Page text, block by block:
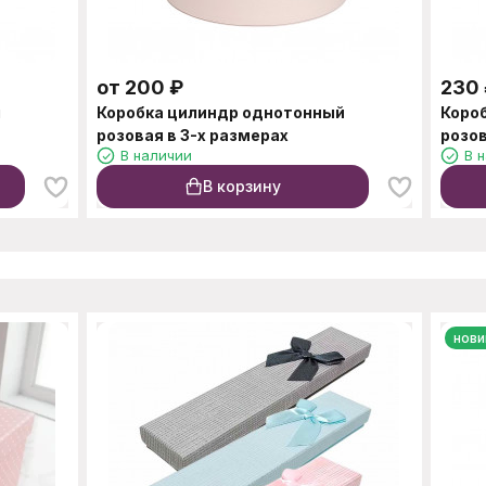
от 200 ₽
Коробка цилиндр однотонный
розовая в 3-х размерах
В наличии
В корзину
230
В